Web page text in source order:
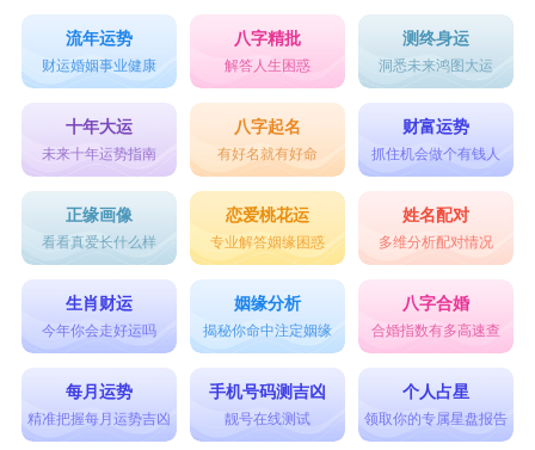
流年运势
财运婚姻事业健康
八字精批
解答人生困惑
测终身运
洞悉未来鸿图大运
十年大运
未来十年运势指南
八字起名
有好名就有好命
财富运势
抓住机会做个有钱人
正缘画像
看看真爱长什么样
恋爱桃花运
专业解答姻缘困惑
姓名配对
多维分析配对情况
生肖财运
今年你会走好运吗
姻缘分析
揭秘你命中注定姻缘
八字合婚
合婚指数有多高速查
每月运势
精准把握每月运势吉凶
手机号码测吉凶
靓号在线测试
个人占星
领取你的专属星盘报告